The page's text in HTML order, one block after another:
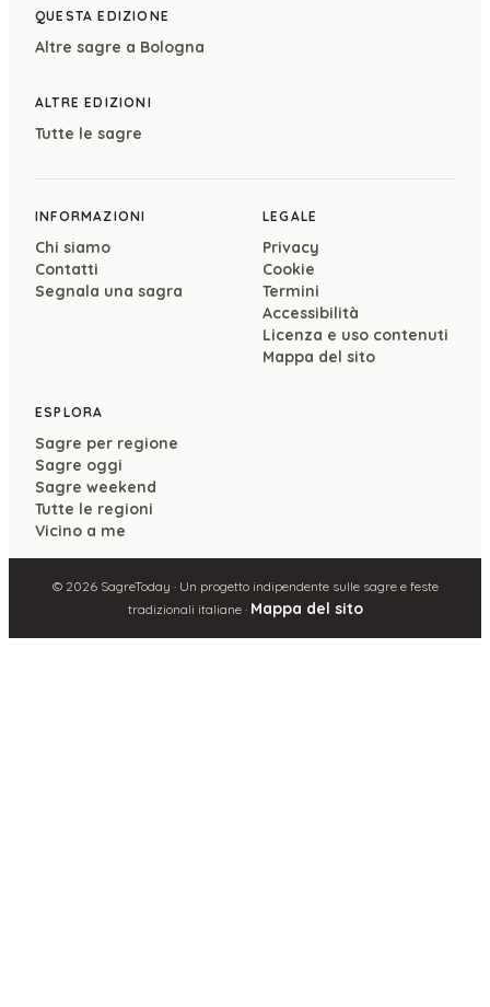
QUESTA EDIZIONE
Altre sagre a Bologna
ALTRE EDIZIONI
Tutte le sagre
INFORMAZIONI
Chi siamo
Contatti
Segnala una sagra
LEGALE
Privacy
Cookie
Termini
Accessibilità
Licenza e uso contenuti
Mappa del sito
ESPLORA
Sagre per regione
Sagre oggi
Sagre weekend
Tutte le regioni
Vicino a me
© 2026SagreToday · Un progetto indipendente sulle sagre e feste
tradizionali italiane · Mappa del sito